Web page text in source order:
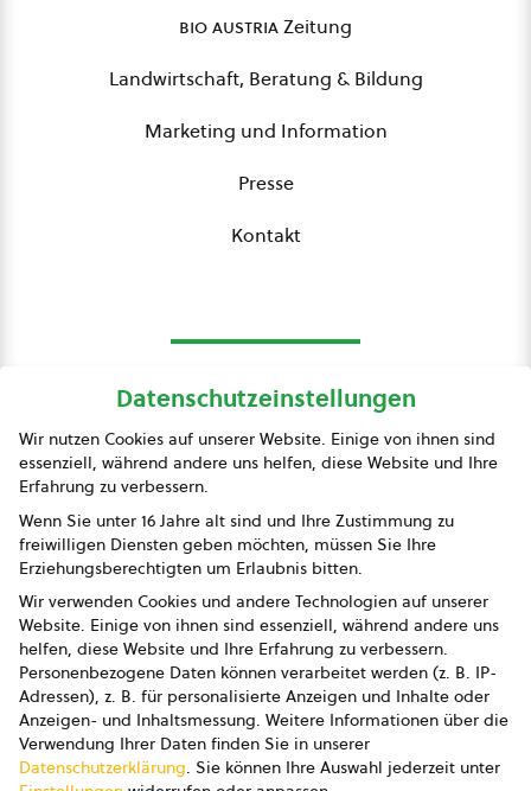
bio austriaZeitung
Landwirtschaft, Beratung & Bildung
Marketing und Information
Presse
Kontakt
Presse
Impressum
Datenschutz
AGB
AGB Marketing GmbH
AGB Bildung
Newsletter
Datenschutzeinstellungen
Wir nutzen Cookies auf unserer Website. Einige von ihnen sind
essenziell, während andere uns helfen, diese Website und Ihre
Erfahrung zu verbessern.
Wenn Sie unter 16 Jahre alt sind und Ihre Zustimmung zu
freiwilligen Diensten geben möchten, müssen Sie Ihre
Erziehungsberechtigten um Erlaubnis bitten.
Wir verwenden Cookies und andere Technologien auf unserer
Website. Einige von ihnen sind essenziell, während andere uns
helfen, diese Website und Ihre Erfahrung zu verbessern.
Personenbezogene Daten können verarbeitet werden (z. B. IP-
Adressen), z. B. für personalisierte Anzeigen und Inhalte oder
Anzeigen- und Inhaltsmessung. Weitere Informationen über die
Verwendung Ihrer Daten finden Sie in unserer
Datenschutzerklärung. Sie können Ihre Auswahl jederzeit unter